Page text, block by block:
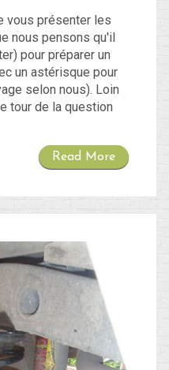
vous présenter les
nous pensons qu'il
pour préparer un
un astérisque pour
selon nous). Loin
tour de la question
Read More